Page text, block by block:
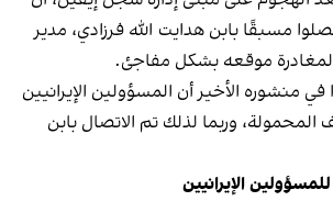
مسبقًا بابن هدايت ‌الله فرزادي، مدير
موقعه بشكل مفاجئ.
منشوره الأخير أن المسؤولين الإيرانيين
وربما لذلك تم الاتصال بابن
الإيرانيين